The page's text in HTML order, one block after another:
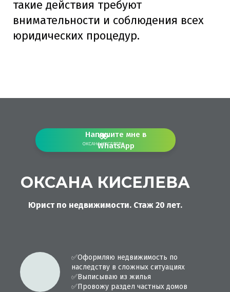
такие действия требуют
внимательности и соблюдения всех
юридических процедур.
Юрист по недвижимости. Стаж 20 лет.
Напишите мне в
WhatsApp
✅Оформляю недвижимость по
наследству в сложных ситуациях
✅Выписываю из жилья
✅Провожу раздел частных домов
ОКСАНА КИСЕЛЕВА